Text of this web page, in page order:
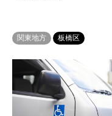
関東地方 板橋区